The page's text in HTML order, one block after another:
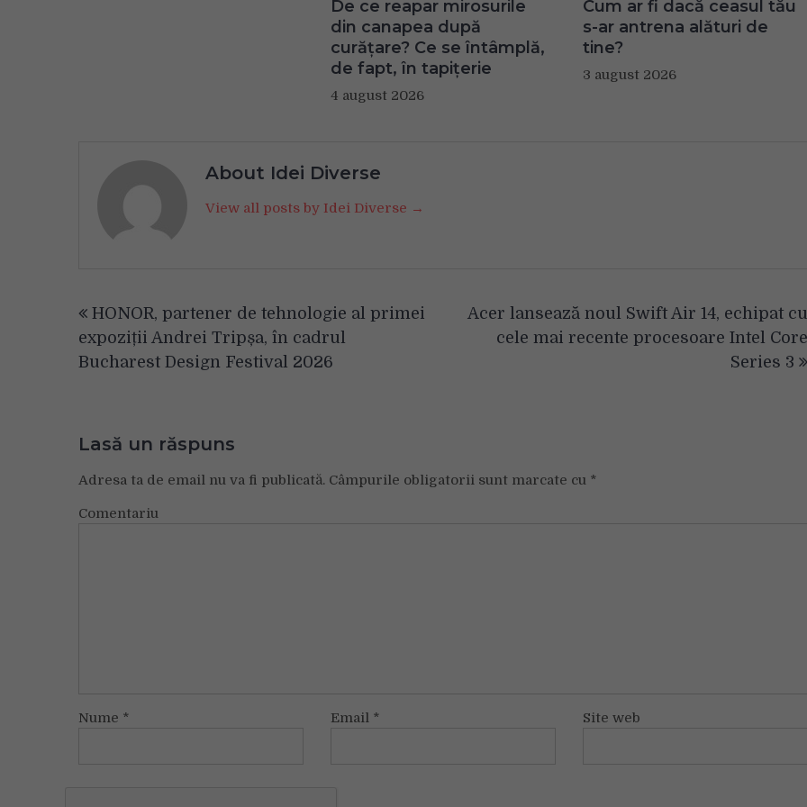
De ce reapar mirosurile
din canapea după
curățare? Ce se întâmplă,
de fapt, în tapițerie
4 august 2026
Cum ar fi dacă ceasul tău
s-ar antrena alături de
tine?
3 august 2026
About Idei Diverse
View all posts by Idei Diverse →
în
articole
HONOR, partener de tehnologie al primei
expoziții Andrei Tripșa, în cadrul
Bucharest Design Festival 2026
Acer lansează noul Swift Air 14, echipat cu
cele mai recente procesoare Intel Core
Series 3
Lasă un răspuns
Adresa ta de email nu va fi publicată. Câmpurile obligatorii sunt marcate cu *
Comentariu
Nume * Email * Site web